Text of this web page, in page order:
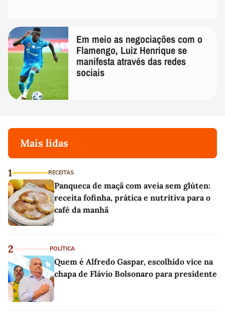
Em meio as negociações com o
Flamengo, Luiz Henrique se
manifesta através das redes
sociais
Mais lidas
1 RECEITAS
Panqueca de maçã com aveia sem glúten:
receita fofinha, prática e nutritiva para o
café da manhã
2 POLÍTICA
Quem é Alfredo Gaspar, escolhido vice na
chapa de Flávio Bolsonaro para presidente